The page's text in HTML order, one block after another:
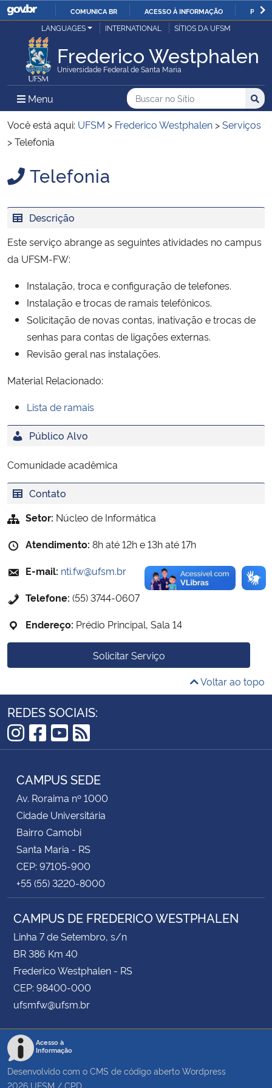
IR
O
COMUNICA BR ACESSO À INFORMAÇÃO
Ministério da Justiça e Segurança Pública
Ministério da Defesa
Ministério das Relações Exteriores
Ministério da Infraestrutura
Ministério da Agricultura, Pecuária e Abastecimento
Ministério da Educação
Ministério da Cidadania
Ministério da Saúde
Ministério de Minas e Energia
Ministério da Ciência, Tecnologia, Inovações e Comunicações
Ministério do Meio Ambiente
Ministério do Turismo
Ministério da Mulher, da Família e dos Direitos Humanos
Secretaria-Geral
Secretaria de Governo
Advocacia-Geral da União
Planalto
LANGUAGES INTERNATIONAL SÍTIOS DA UFSM
Frederico Westphalen
Universidade Federal de Santa Maria
Menu Menu Principal do Sítio
Busca
Buscar no no Sítio
Busca:
Você está aqui: UFSM > Frederico Westphalen >Serviços
>Telefonia
Início do conteúdo
Telefonia
Descrição
Este serviço abrange as seguintes atividades no campus
da UFSM-FW:
Instalação, troca e configuração de telefones.
Instalação e trocas de ramais telefônicos.
Solicitação de novas contas, inativação e trocas de
senhas para contas de ligações externas.
Revisão geral nas instalações.
Material Relacionado:
Lista de ramais
Público Alvo
Comunidade acadêmica
Contato
Setor: Núcleo de Informática
Atendimento: 8h até 12h e 13h até 17h
E-mail: nti.fw@ufsm.br
Telefone: (55) 3744-0607
Endereço: Prédio Principal, Sala 14
Solicitar Serviço
Voltar ao topo
REDES SOCIAIS:
Instagram
Facebook
YouTube
RSS
CAMPUS SEDE
Av. Roraima nº 1000
Cidade Universitária
Bairro Camobi
Santa Maria - RS
CEP: 97105-900
+55 (55) 3220-8000
CAMPUS DE FREDERICO WESTPHALEN
Linha 7 de Setembro, s/n
BR 386 Km 40
Frederico Westphalen - RS
CEP: 98400-000
ufsmfw@ufsm.br
Acesso à
Informação
Desenvolvido com o CMS de código aberto Wordpress
2026 UFSM / CPD